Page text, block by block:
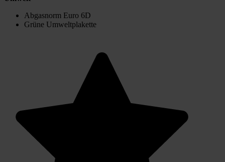
Abgasnorm Euro 6D
Grüne Umweltplakette